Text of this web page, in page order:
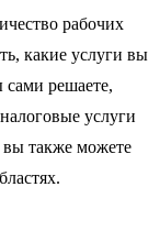
рабочих
какие услуги вы
решаете,
услуги
также можете